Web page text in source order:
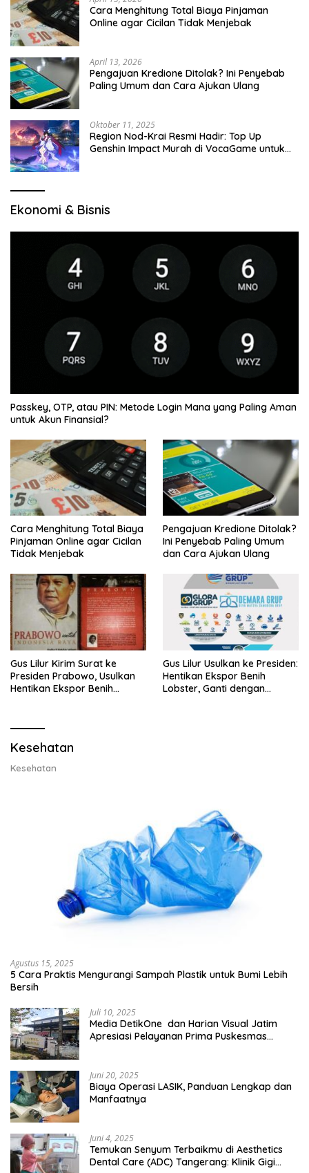
Cara Menghitung Total Biaya Pinjaman
Online agar Cicilan Tidak Menjebak
April 13, 2026
Pengajuan Kredione Ditolak? Ini Penyebab
Paling Umum dan Cara Ajukan Ulang
Oktober 11, 2025
Region Nod-Krai Resmi Hadir: Top Up
Genshin Impact Murah di VocaGame untuk
Ekonomi & Bisnis
Passkey, OTP, atau PIN: Metode Login Mana yang Paling Aman
untuk Akun Finansial?
Cara Menghitung Total Biaya
Pinjaman Online agar Cicilan
Tidak Menjebak
Pengajuan Kredione Ditolak?
Ini Penyebab Paling Umum
dan Cara Ajukan Ulang
Gus Lilur Kirim Surat ke
Presiden Prabowo, Usulkan
Hentikan Ekspor Benih
Gus Lilur Usulkan ke Presiden:
Hentikan Ekspor Benih
Lobster, Ganti dengan
Kesehatan
Kesehatan
Agustus 15, 2025
5 Cara Praktis Mengurangi Sampah Plastik untuk Bumi Lebih
Bersih
Juli 10, 2025
Media DetikOne dan Harian Visual Jatim
Apresiasi Pelayanan Prima Puskesmas
Juni 20, 2025
Biaya Operasi LASIK, Panduan Lengkap dan
Manfaatnya
Juni 4, 2025
Temukan Senyum Terbaikmu di Aesthetics
Dental Care (ADC) Tangerang: Klinik Gigi